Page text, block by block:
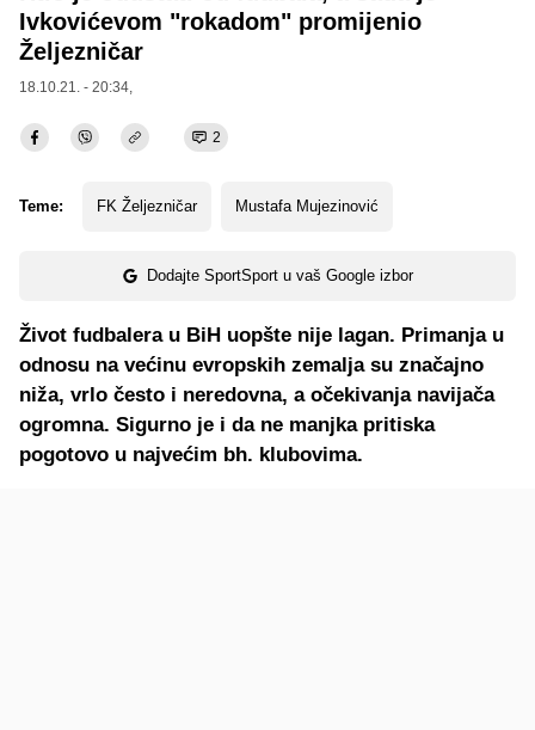
Ivkovićevom "rokadom" promijenio
Željezničar
18.10.21. - 20:34,
2
Teme: FK Željezničar Mustafa Mujezinović
Dodajte SportSport u vaš Google izbor
Život fudbalera u BiH uopšte nije lagan. Primanja u
odnosu na većinu evropskih zemalja su značajno
niža, vrlo često i neredovna, a očekivanja navijača
ogromna. Sigurno je i da ne manjka pritiska
pogotovo u najvećim bh. klubovima.